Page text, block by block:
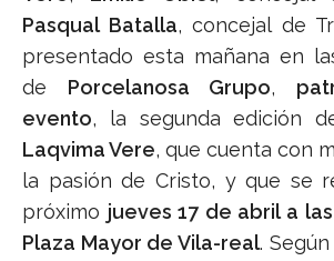
Pasqual Batalla, concejal de
presentado esta mañana en
de Porcelanosa Grupo,
evento, la segunda edición
Laqvima Vere, que cuenta con
la pasión de Cristo, y que se
próximo jueves 17 de abril a
Plaza Mayor de Vila-real.